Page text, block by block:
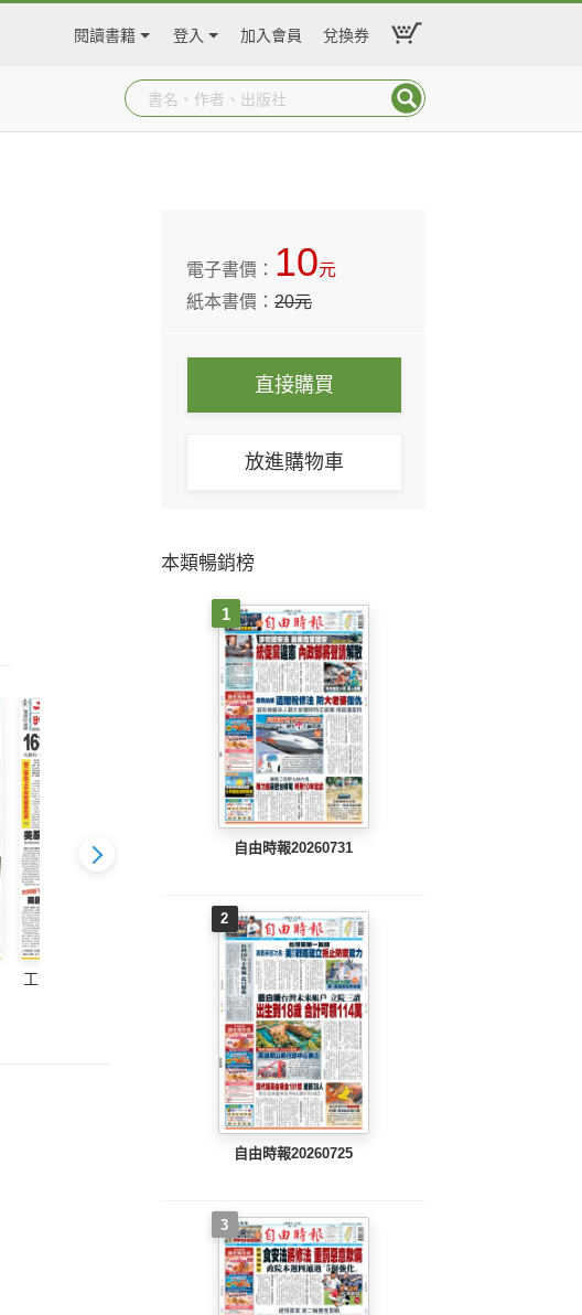
閱讀書籍 登入 加入會員 兌換券
工商時報(0802 EPUB
工商時報(0801 EPUB
完整版)
電子書價： 10元
紙本書價：20元
直接購買
放進購物車
本類暢銷榜
1
自由時報20260731
2
自由時報20260725
3